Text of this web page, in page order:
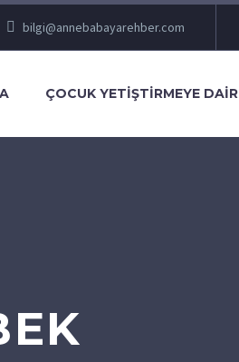
bilgi@annebabayarehber.com
ÇOCUK YETIŞTIRMEYE DAIR